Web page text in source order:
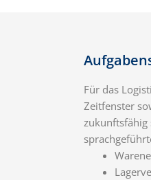
Für das
Zeitfenster
zukunftsfähig